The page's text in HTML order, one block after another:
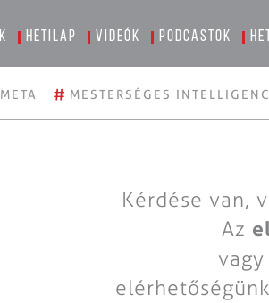
Hetilap Videók Podcastok
META # MESTERSÉGES
Kérdése van,
Az
vagy